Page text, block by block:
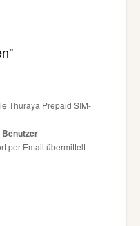
Thuraya Prepaid SIM-
per Email übermittelt